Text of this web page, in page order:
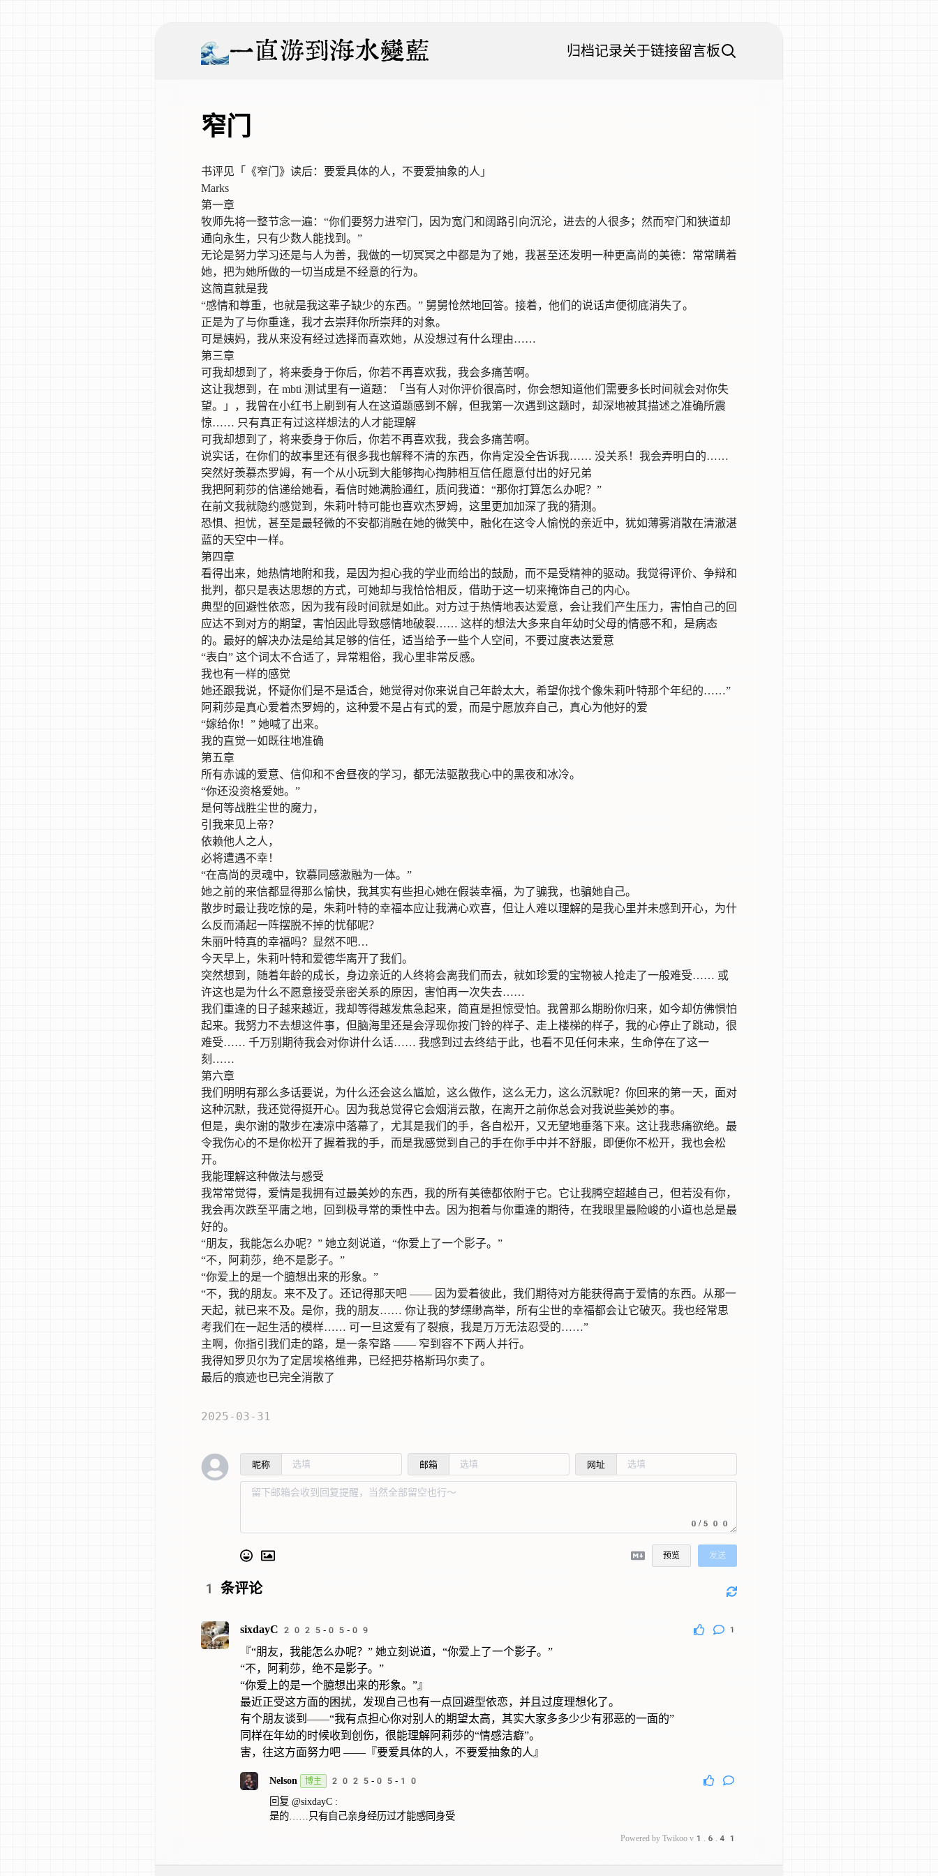
一直游到海水變藍 归档记录关于链接留言板
窄门
书评见「 《窄门》读后：要爱具体的人，不要爱抽象的人 」
Marks
第一章
牧师先将一整节念一遍：“你们要努力进窄门，因为宽门和阔路引向沉沦，进去的人很多；然而窄门和狭道却
通向永生，只有少数人能找到。”
无论是努力学习还是与人为善，我做的一切冥冥之中都是为了她，我甚至还发明一种更高尚的美德：常常瞒着
她，把为她所做的一切当成是不经意的行为。
这简直就是我
“感情和尊重，也就是我这辈子缺少的东西。” 舅舅怆然地回答。接着，他们的说话声便彻底消失了。
正是为了与你重逢，我才去崇拜你所崇拜的对象。
可是姨妈，我从来没有经过选择而喜欢她，从没想过有什么理由……
第三章
可我却想到了，将来委身于你后，你若不再喜欢我，我会多痛苦啊。
这让我想到，在 mbti 测试里有一道题：「当有人对你评价很高时，你会想知道他们需要多长时间就会对你失
望。」，我曾在小红书上刷到有人在这道题感到不解，但我第一次遇到这题时，却深地被其描述之准确所震
惊…… 只有真正有过这样想法的人才能理解
可我却想到了，将来委身于你后，你若不再喜欢我，我会多痛苦啊。
说实话，在你们的故事里还有很多我也解释不清的东西，你肯定没全告诉我…… 没关系！我会弄明白的……
突然好羡慕杰罗姆，有一个从小玩到大能够掏心掏肺相互信任愿意付出的好兄弟
我把阿莉莎的信递给她看，看信时她满脸通红，质问我道：“那你打算怎么办呢？”
在前文我就隐约感觉到，朱莉叶特可能也喜欢杰罗姆，这里更加加深了我的猜测。
恐惧、担忧，甚至是最轻微的不安都消融在她的微笑中，融化在这令人愉悦的亲近中，犹如薄雾消散在清澈湛
蓝的天空中一样。
第四章
看得出来，她热情地附和我，是因为担心我的学业而给出的鼓励，而不是受精神的驱动。我觉得评价、争辩和
批判，都只是表达思想的方式，可她却与我恰恰相反，借助于这一切来掩饰自己的内心。
典型的回避性依恋，因为我有段时间就是如此。对方过于热情地表达爱意，会让我们产生压力，害怕自己的回
应达不到对方的期望，害怕因此导致感情地破裂…… 这样的想法大多来自年幼时父母的情感不和，是病态
的。最好的解决办法是给其足够的信任，适当给予一些个人空间，不要过度表达爱意
“表白” 这个词太不合适了，异常粗俗，我心里非常反感。
我也有一样的感觉
她还跟我说，怀疑你们是不是适合，她觉得对你来说自己年龄太大，希望你找个像朱莉叶特那个年纪的……”
阿莉莎是真心爱着杰罗姆的，这种爱不是占有式的爱，而是宁愿放弃自己，真心为他好的爱
“嫁给你！” 她喊了出来。
我的直觉一如既往地准确
第五章
所有赤诚的爱意、信仰和不舍昼夜的学习，都无法驱散我心中的黑夜和冰冷。
“你还没资格爱她。”
是何等战胜尘世的魔力，
引我来见上帝？
依赖他人之人，
必将遭遇不幸！
“在高尚的灵魂中，钦慕同感激融为一体。”
她之前的来信都显得那么愉快，我其实有些担心她在假装幸福，为了骗我，也骗她自己。
散步时最让我吃惊的是，朱莉叶特的幸福本应让我满心欢喜，但让人难以理解的是我心里并未感到开心，为什
么反而涌起一阵摆脱不掉的忧郁呢？
朱丽叶特真的幸福吗？显然不吧…
今天早上，朱莉叶特和爱德华离开了我们。
突然想到，随着年龄的成长，身边亲近的人终将会离我们而去，就如珍爱的宝物被人抢走了一般难受…… 或
许这也是为什么不愿意接受亲密关系的原因，害怕再一次失去……
我们重逢的日子越来越近，我却等得越发焦急起来，简直是担惊受怕。我曾那么期盼你归来，如今却仿佛惧怕
起来。我努力不去想这件事，但脑海里还是会浮现你按门铃的样子、走上楼梯的样子，我的心停止了跳动，很
难受…… 千万别期待我会对你讲什么话…… 我感到过去终结于此，也看不见任何未来，生命停在了这一
刻……
第六章
我们明明有那么多话要说，为什么还会这么尴尬，这么做作，这么无力，这么沉默呢？你回来的第一天，面对
这种沉默，我还觉得挺开心。因为我总觉得它会烟消云散，在离开之前你总会对我说些美妙的事。
但是，奥尔谢的散步在凄凉中落幕了，尤其是我们的手，各自松开，又无望地垂落下来。这让我悲痛欲绝。最
令我伤心的不是你松开了握着我的手，而是我感觉到自己的手在你手中并不舒服，即便你不松开，我也会松
开。
我能理解这种做法与感受
我常常觉得，爱情是我拥有过最美妙的东西，我的所有美德都依附于它。它让我腾空超越自己，但若没有你，
我会再次跌至平庸之地，回到极寻常的秉性中去。因为抱着与你重逢的期待，在我眼里最险峻的小道也总是最
好的。
“朋友，我能怎么办呢？” 她立刻说道，“你爱上了一个影子。”
“不，阿莉莎，绝不是影子。”
“你爱上的是一个臆想出来的形象。”
“不，我的朋友。来不及了。还记得那天吧 —— 因为爱着彼此，我们期待对方能获得高于爱情的东西。从那一
天起，就已来不及。是你，我的朋友…… 你让我的梦缥缈高举，所有尘世的幸福都会让它破灭。我也经常思
考我们在一起生活的模样…… 可一旦这爱有了裂痕，我是万万无法忍受的……”
主啊，你指引我们走的路，是一条窄路 —— 窄到容不下两人并行。
我得知罗贝尔为了定居埃格维弗，已经把芬格斯玛尔卖了。
最后的痕迹也已完全消散了
2025-03-31
昵称 邮箱 网址
0/500
预览 发送
1 条评论
sixdayC 2025-05-09 1
『“朋友，我能怎么办呢？” 她立刻说道，“你爱上了一个影子。”
“不，阿莉莎，绝不是影子。”
“你爱上的是一个臆想出来的形象。”』
最近正受这方面的困扰，发现自己也有一点回避型依恋，并且过度理想化了。
有个朋友谈到——“我有点担心你对别人的期望太高，其实大家多多少少有邪恶的一面的”
同样在年幼的时候收到创伤，很能理解阿莉莎的“情感洁癖”。
害，往这方面努力吧 ——『要爱具体的人，不要爱抽象的人』
Nelson 博主 2025-05-10
回复 @sixdayC:
是的……只有自己亲身经历过才能感同身受
Powered by Twikoo v1.6.41